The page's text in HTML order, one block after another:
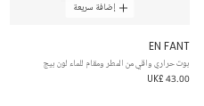
إضافة سريعة
EN FANT
بوت حراري واقي من المطر ومقام للماء لون بيج
UK£ 43.00